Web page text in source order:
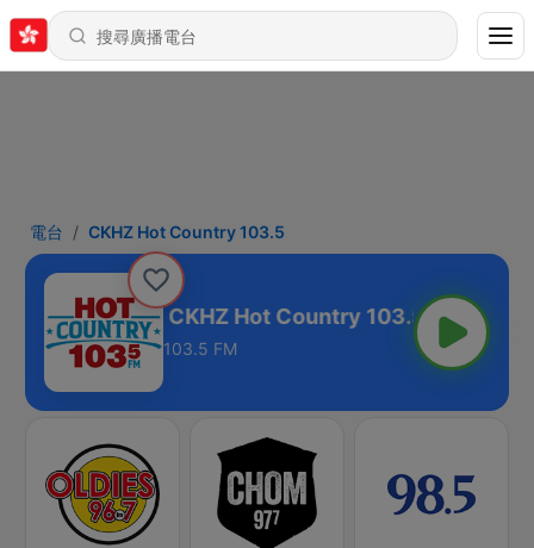
電台 CKHZ Hot Country 103.5
103.5
103.5 FM